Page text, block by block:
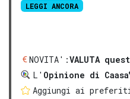
LEGGI ANCORA
NOVITA':VALUTA
L' Opinione di Caasa
Aggiungi ai